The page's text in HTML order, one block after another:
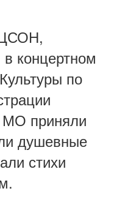
концертном
по
приняли
душевные
стихи